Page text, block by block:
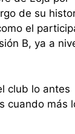
de su
el
B, ya a
club lo antes
cuando más